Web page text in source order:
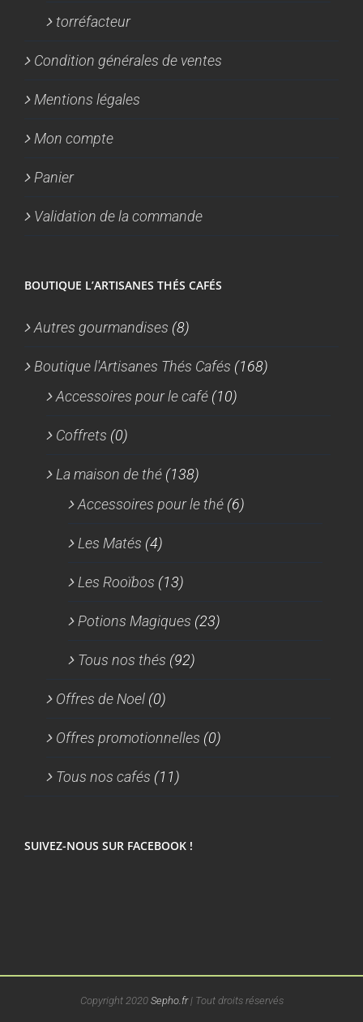
torréfacteur
Condition générales de ventes
Mentions légales
Mon compte
Panier
Validation de la commande
BOUTIQUE L’ARTISANES THÉS CAFÉS
Autres gourmandises (8)
Boutique l'Artisanes Thés Cafés (168)
Accessoires pour le café (10)
Coffrets (0)
La maison de thé (138)
Accessoires pour le thé (6)
Les Matés (4)
Les Rooïbos (13)
Potions Magiques (23)
Tous nos thés (92)
Offres de Noel (0)
Offres promotionnelles (0)
Tous nos cafés (11)
SUIVEZ-NOUS SUR FACEBOOK !
Copyright 2020 Sepho.fr| Tout droits réservés